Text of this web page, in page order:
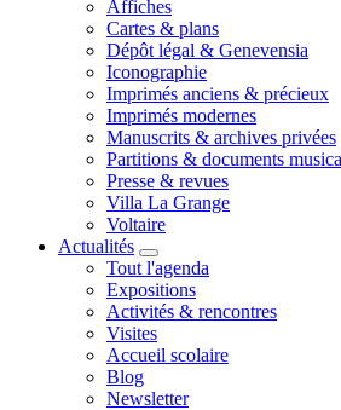
Affiches
Cartes & plans
Dépôt légal & Genevensia
Iconographie
Imprimés anciens & précieux
Imprimés modernes
Manuscrits & archives privées
Partitions & documents
Presse & revues
Villa La Grange
Voltaire
Actualités
Tout l'agenda
Expositions
Activités & rencontres
Visites
Accueil scolaire
Blog
Newsletter